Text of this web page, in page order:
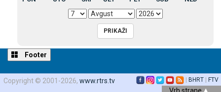
Footer
Copyright © 2001-2026, www.rtrs.tv BHRT FTV